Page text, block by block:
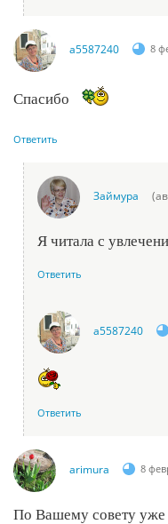
a5587240 8
Спасибо
Ответить
Займура
Я читала с
Ответить
a5587240
Ответить
arimura 8
По Вашему совету уже